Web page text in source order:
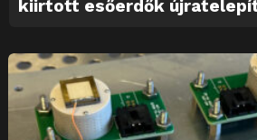
kiirtott esőerdők